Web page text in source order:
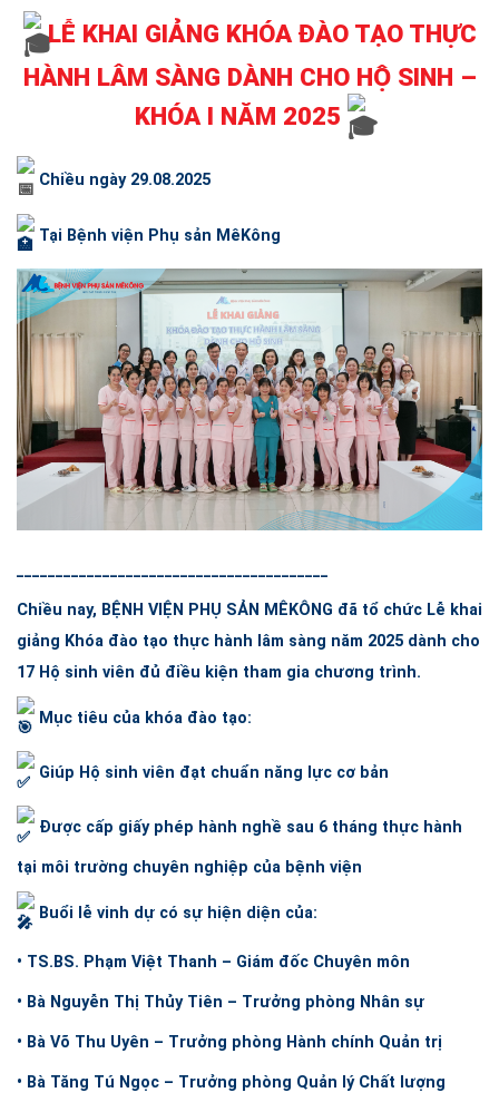
LỄ KHAI GIẢNG KHÓA ĐÀO TẠO THỰC
HÀNH LÂM SÀNG DÀNH CHO HỘ SINH –
KHÓA I NĂM 2025
Chiều ngày 29.08.2025
Tại Bệnh viện Phụ sản MêKông
Chiều nay, BỆNH VIỆN PHỤ SẢN MÊKÔNG đã tổ chức Lễ khai
giảng Khóa đào tạo thực hành lâm sàng năm 2025 dành cho
17 Hộ sinh viên đủ điều kiện tham gia chương trình.
Mục tiêu của khóa đào tạo:
Giúp Hộ sinh viên đạt chuẩn năng lực cơ bản
Được cấp giấy phép hành nghề sau 6 tháng thực hành
tại môi trường chuyên nghiệp của bệnh viện
Buổi lễ vinh dự có sự hiện diện của:
• TS.BS. Phạm Việt Thanh – Giám đốc Chuyên môn
• Bà Nguyễn Thị Thủy Tiên – Trưởng phòng Nhân sự
• Bà Võ Thu Uyên – Trưởng phòng Hành chính Quản trị
• Bà Tăng Tú Ngọc – Trưởng phòng Quản lý Chất lượng